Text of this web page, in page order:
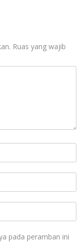
Ruas yang wajib
pada peramban ini